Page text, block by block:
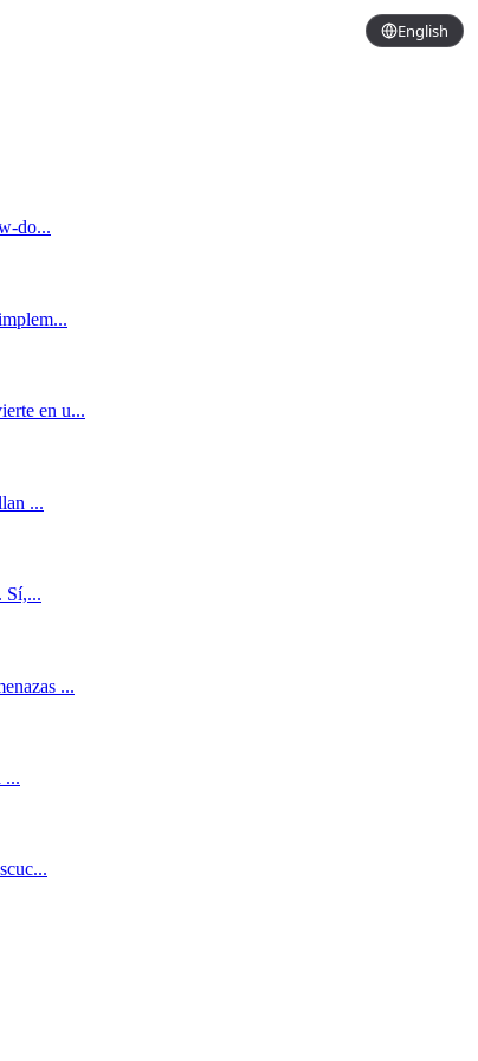
English
do...
en u...
...
Sí,...
...
...